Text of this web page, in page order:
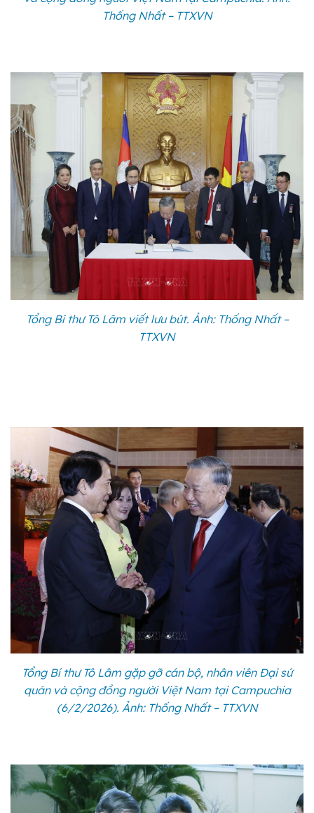
Thống Nhất – TTXVN
Tổng Bí thư Tô Lâm viết lưu bút. Ảnh: Thống Nhất –
TTXVN
Tổng Bí thư Tô Lâm gặp gỡ cán bộ, nhân viên Đại sứ
quán và cộng đồng người Việt Nam tại Campuchia
(6/2/2026). Ảnh: Thống Nhất – TTXVN